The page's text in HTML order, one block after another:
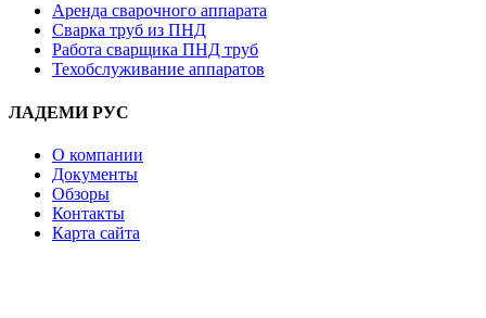
Аренда сварочного аппарата
Сварка труб из ПНД
Работа сварщика ПНД труб
Техобслуживание аппаратов
ЛАДЕМИ РУС
О компании
Документы
Обзоры
Контакты
Карта сайта